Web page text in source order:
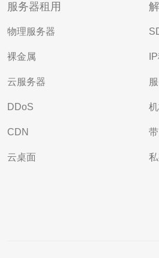
服务器租用
物理服务器
裸金属
云服务器
DDoS
CDN
云桌面